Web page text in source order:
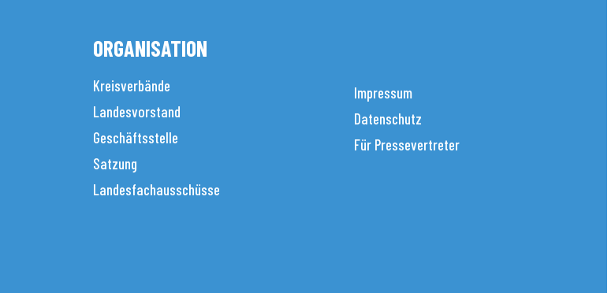
ORGANISATION
Kreisverbände
Landesvorstand
Geschäftsstelle
Satzung
Landesfachausschüsse
Impressum
Datenschutz
Für Pressevertreter